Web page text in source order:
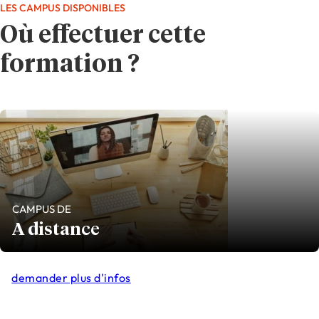
Où effectuer cette
formation ?
LES CAMPUS DISPONIBLES
CAMPUS DE
A distance
demander plus d'infos